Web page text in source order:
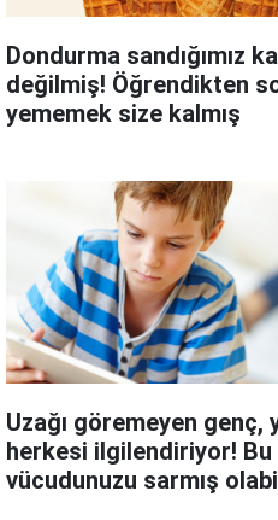
Dondurma sandığımız
değilmiş! Öğrendikten
yememek size kalmış
Uzağı göremeyen genç,
herkesi ilgilendiriyor! Bu
vücudunuzu sarmış